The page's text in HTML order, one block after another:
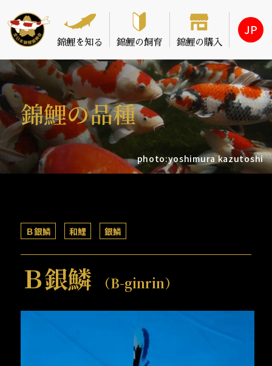
錦鯉を知る 錦鯉の飼育 錦鯉の購入
JP
錦鯉の品種
photo:yoshimura kazutoshi
Ｂ銀鱗 和鯉 銀鱗
Ｂ銀鱗 （B-ginrin）